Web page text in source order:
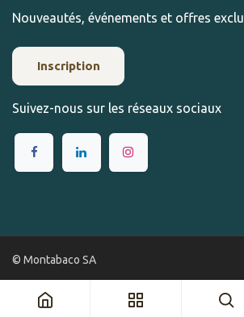
Nouveautés, événements et offres
Inscription
Suivez-nous sur les réseaux sociaux
© Montabaco SA